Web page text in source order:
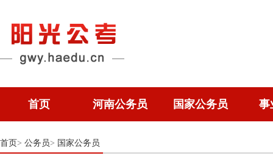
首页 河南公务员 国家公务员 事
首页> 公务员> 国家公务员